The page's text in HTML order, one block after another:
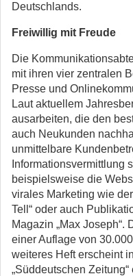
Deutschlands.
Freiwillig mit Freude
Die
mit ihren vier zentralen
Presse und
Laut aktuellem
ausarbeiten, die den
auch Neukunden
unmittelbare
Informationsvermittlung
beispielsweise die
virales Marketing wie
Tell“ oder auch
Magazin „Max Joseph“.
einer Auflage von
weiteres Heft erscheint
„Süddeutschen